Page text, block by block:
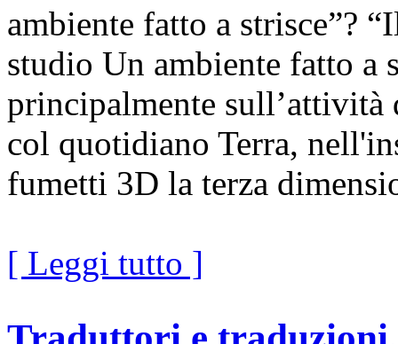
ambiente fatto a strisce”?
studio Un ambiente fatto a
principalmente
col quotidiano Terra,
fumetti 3D la terza
[ Leggi tutto ]